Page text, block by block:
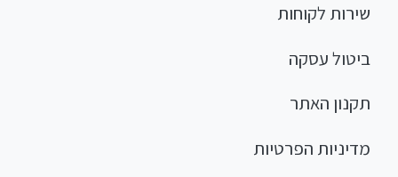
שירות לקוחות
ביטול עסקה
תקנון האתר
מדיניות הפרטיות